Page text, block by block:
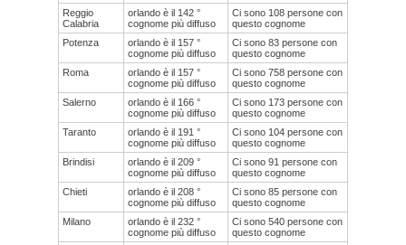
Reggio
Calabria
orlando è il 142 °
cognome più diffuso
Ci sono 108 persone con
questo cognome
Potenza
orlando è il 157 °
cognome più diffuso
Ci sono 83 persone con
questo cognome
Roma
orlando è il 157 °
cognome più diffuso
Ci sono 758 persone con
questo cognome
Salerno
orlando è il 166 °
cognome più diffuso
Ci sono 173 persone con
questo cognome
Taranto
orlando è il 191 °
cognome più diffuso
Ci sono 104 persone con
questo cognome
Brindisi
orlando è il 209 °
cognome più diffuso
Ci sono 91 persone con
questo cognome
Chieti
orlando è il 208 °
cognome più diffuso
Ci sono 85 persone con
questo cognome
Milano
orlando è il 232 °
cognome più diffuso
Ci sono 540 persone con
questo cognome